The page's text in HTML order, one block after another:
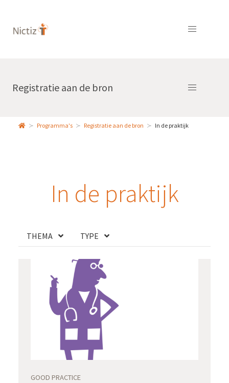
Registratie aan de bron
Programma's Registratie aan de bron In de praktijk
In de praktijk
THEMA TYPE
GOOD PRACTICE